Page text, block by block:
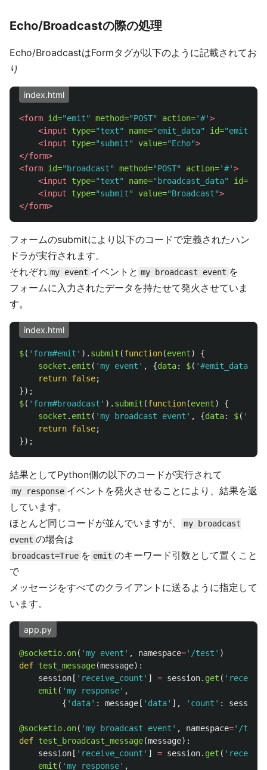
Echo/Broadcastの際の処理
Echo/BroadcastはFormタグが以下のように記載されてお
り
index.html
<form id="emit" method="POST" action='#'>
<input
type="text" name="emit_data" id=
<input
type="submit" value="Echo">
</form>
<form id="broadcast" method="POST" action='#'>
<input
type="text" name="broadcast_data" id=
<input
type="submit" value="Broadcast">
</form>
フォームのsubmitにより以下のコードで定義されたハン
ドラが実行されます。
それぞれ my event イベントと my broadcast event を
フォームに入力されたデータを持たせて発火させていま
す。
index.html
$( ' form#emit ' ). submit (function(event)
{
socket . emit ( 'my event ' , {data: $( '#emit_data
return false;
});
$( ' form#broadcast ' ). submit (function(event)
{
socket . emit ( 'my broadcast event ' , {data: $( '
return false;
});
結果としてPython側の以下のコードが実行されて
my response イベントを発火させることにより、結果を返
しています。
ほとんど同じコードが並んでいますが、
my broadcast
event の場合は
broadcast=True を emit のキーワード引数として置くこと
で
メッセージをすべてのクライアントに送るように指定して
います。
app.py
@socketio.on( 'my event ' , namespace=' /test ' )
def test_message(message):
session [ ' receive_count ' ] = session. get ( '
emit ( 'my response' ,
{ ' data' : message [ ' data' ], ' count ' : session
@socketio.on( 'my broadcast event ' , namespace=' /test
def test_broadcast_message(message):
session [ ' receive_count ' ] = session. get ( '
emit ( 'my response' ,